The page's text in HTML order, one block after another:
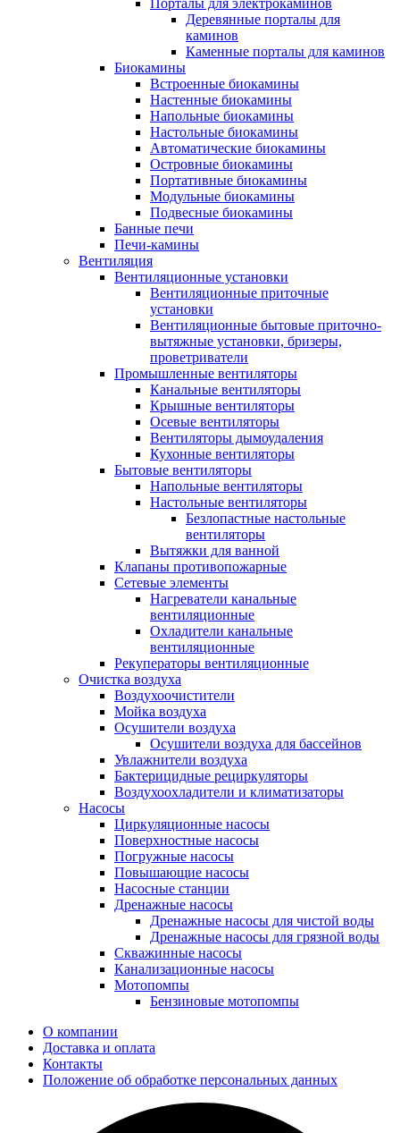
Деревянные порталы для
каминов
Каменные порталы для каминов
Биокамины
Встроенные биокамины
Настенные биокамины
Напольные биокамины
Настольные биокамины
Автоматические биокамины
Островные биокамины
Портативные биокамины
Модульные биокамины
Подвесные биокамины
Банные печи
Печи-камины
Вентиляция
Вентиляционные установки
Вентиляционные приточные
установки
Вентиляционные бытовые приточно-
вытяжные установки, бризеры,
проветриватели
Промышленные вентиляторы
Канальные вентиляторы
Крышные вентиляторы
Осевые вентиляторы
Вентиляторы дымоудаления
Кухонные вентиляторы
Бытовые вентиляторы
Напольные вентиляторы
Настольные вентиляторы
Безлопастные настольные
вентиляторы
Вытяжки для ванной
Клапаны противопожарные
Сетевые элементы
Нагреватели канальные
вентиляционные
Охладители канальные
вентиляционные
Рекуператоры вентиляционные
Очистка воздуха
Воздухоочистители
Мойка воздуха
Осушители воздуха
Осушители воздуха для бассейнов
Увлажнители воздуха
Бактерицидные рециркуляторы
Воздухоохладители и климатизаторы
Насосы
Циркуляционные насосы
Поверхностные насосы
Погружные насосы
Повышающие насосы
Насосные станции
Дренажные насосы
Дренажные насосы для чистой воды
Дренажные насосы для грязной воды
Скважинные насосы
Канализационные насосы
Мотопомпы
Бензиновые мотопомпы
О компании
Доставка и оплата
Контакты
Положение об обработке персональных данных